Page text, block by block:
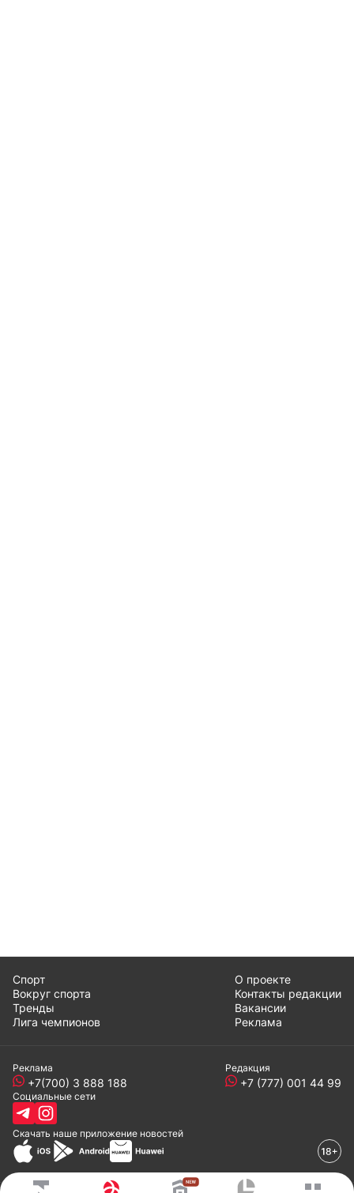
Спорт
Вокруг спорта
Тренды
Лига чемпионов
О проекте
Контакты редакции
Вакансии
Реклама
Реклама
+7(700) 3 888 188
Редакция
+7 (777) 001 44 99
Социальные сети
Скачать наше приложение новостей